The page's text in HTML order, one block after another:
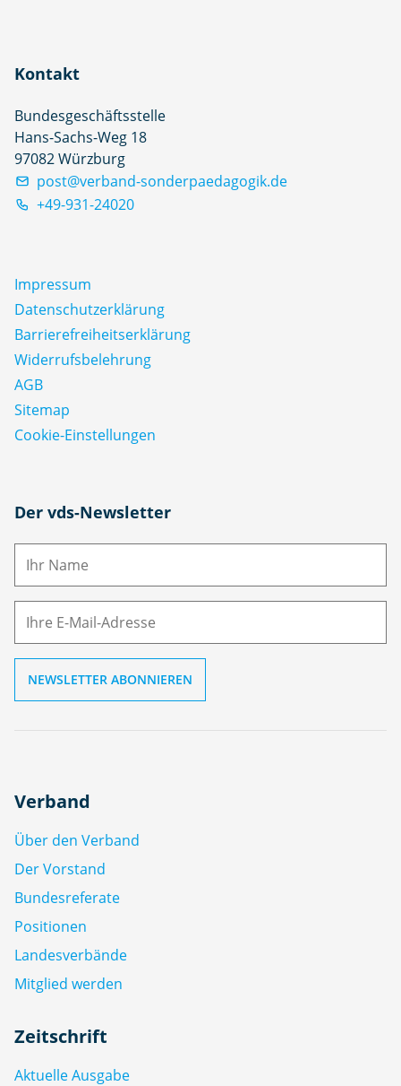
Kontakt
Bundesgeschäftsstelle
Hans-Sachs-Weg 18
97082 Würzburg
post@verband-sonderpaedagogik.de
+49-931-24020
Impressum
Datenschutz­erklärung
Barrierefreiheitserklärung
Widerrufsbelehrung
AGB
Sitemap
Cookie-Einstellungen
Der vds-Newsletter
N
M
Verband
Über den Verband
Der Vorstand
Bundesreferate
Positionen
Landesverbände
Mitglied werden
Zeitschrift
Aktuelle Ausgabe